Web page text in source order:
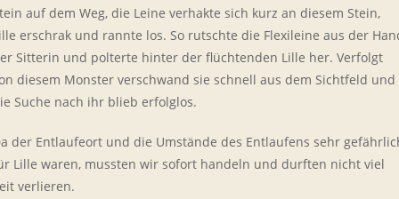
auf dem Weg, die Leine verhakte sich kurz an diesem Stein,
erschrak und rannte los. So rutschte die Flexileine aus der
Sitterin und polterte hinter der flüchtenden Lille her. Verfolgt
diesem Monster verschwand sie schnell aus dem Sichtfeld und
Suche nach ihr blieb erfolglos.
der Entlaufeort und die Umstände des Entlaufens sehr
Lille waren, mussten wir sofort handeln und durften nicht viel
verlieren.